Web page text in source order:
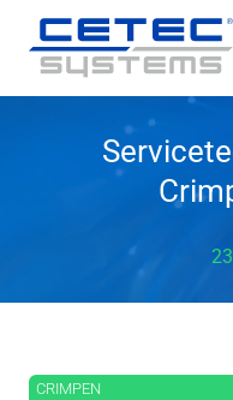
Inhalt
springen
CRIMPEN